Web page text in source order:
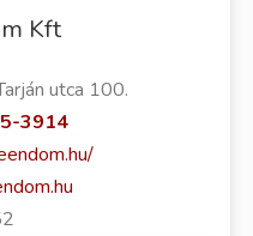
Kft
utca 100.
3914